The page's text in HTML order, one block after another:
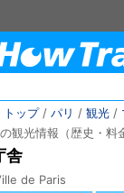
ップ/ パリ / 観光 /
観光情報（歴史・料
舎
de Paris